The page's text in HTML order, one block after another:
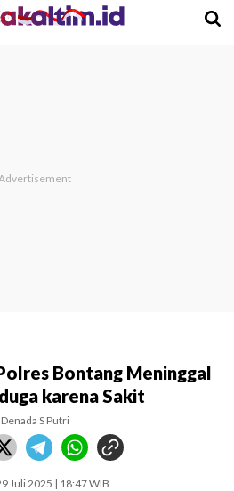
Bontang Meninggal
karena Sakit
Denada S Putri
Juli 2025 | 18:47 WIB